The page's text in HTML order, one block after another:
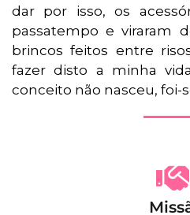
dar por isso, os
passatempo e viraram
brincos feitos entre
fazer disto a minha
conceito não nasceu, foi-